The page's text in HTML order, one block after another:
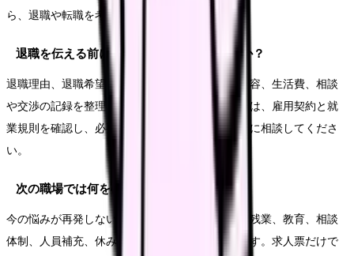
ら、退職や転職を考える十分な理由になります。
退職を伝える前に何を準備すればいいですか？
退職理由、退職希望日、有休残日数、引き継ぎ内容、生活費、相談
や交渉の記録を整理します。法的な不安がある時は、雇用契約と就
業規則を確認し、必要に応じて公的窓口や専門家に相談してくださ
い。
次の職場では何を確認すればいいですか？
今の悩みが再発しない条件を確認します。夜勤、残業、教育、相談
体制、人員補充、休みやすさ、給与の内訳などです。求人票だけで